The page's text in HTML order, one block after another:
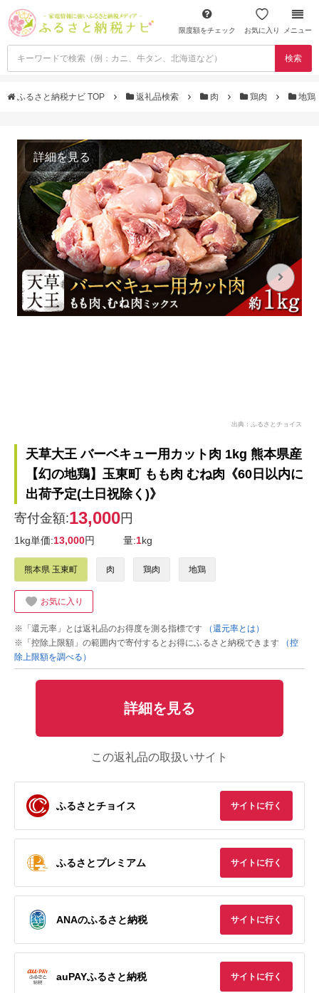
限度額をチェック お気に入り メニュー
検索
ふるさと納税ナビ TOP 返礼品検索 肉 鶏肉 地鶏
詳細を見る
出典：ふるさとチョイス
天草大王 バーベキュー用カット肉 1kg 熊本県産
【幻の地鶏】玉東町 もも肉 むね肉《60日以内に
出荷予定(土日祝除く)》
寄付金額:13,000円
1kg単価:13,000円 量:1kg
熊本県 玉東町 肉 鶏肉 地鶏
お気に入り
※「還元率」とは返礼品のお得度を測る指標です
（還元率とは）
※「控除上限額」の範囲内で寄付するとお得にふるさと納税できます
（控
除上限額を調べる）
詳細を見る
この返礼品の取扱いサイト
ふるさとチョイス サイトに行く
ふるさとプレミアム サイトに行く
ANAのふるさと納税 サイトに行く
auPAYふるさと納税 サイトに行く